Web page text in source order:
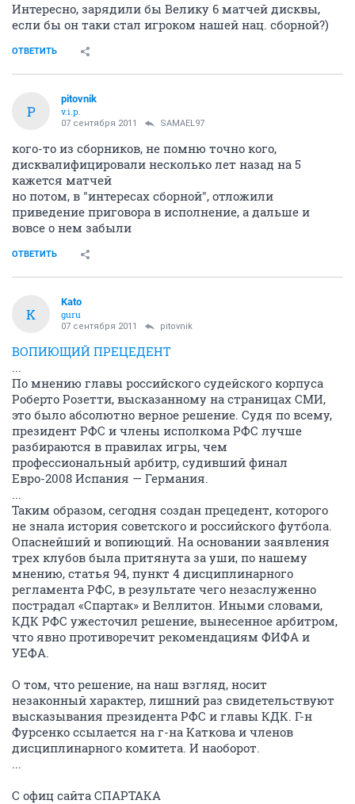
Интересно, зарядили бы Велику 6 матчей дисквы,
если бы он таки стал игроком нашей нац. сборной?)
ОТВЕТИТЬ
P
pitovnik
v.i.p.
07 сентября 2011 SAMAEL97
кого-то из сборников, не помню точно кого,
дисквалифицировали несколько лет назад на 5
кажется матчей
но потом, в "интересах сборной", отложили
приведение приговора в исполнение, а дальше и
вовсе о нем забыли
ОТВЕТИТЬ
K
Kato
guru
07 сентября 2011 pitovnik
ВОПИЮЩИЙ ПРЕЦЕДЕНТ
...
По мнению главы российского судейского корпуса
Роберто Розетти, высказанному на страницах СМИ,
это было абсолютно верное решение. Судя по всему,
президент РФС и члены исполкома РФС лучше
разбираются в правилах игры, чем
профессиональный арбитр, судивший финал
Евро-2008 Испания — Германия.
...
Таким образом, сегодня создан прецедент, которого
не знала история советского и российского футбола.
Опаснейший и вопиющий. На основании заявления
трех клубов была притянута за уши, по нашему
мнению, статья 94, пункт 4 дисциплинарного
регламента РФС, в результате чего незаслуженно
пострадал «Спартак» и Веллитон. Иными словами,
КДК РФС ужесточил решение, вынесенное арбитром,
что явно противоречит рекомендациям ФИФА и
УЕФА.
О том, что решение, на наш взгляд, носит
незаконный характер, лишний раз свидетельствуют
высказывания президента РФС и главы КДК. Г-н
Фурсенко ссылается на г-на Каткова и членов
дисциплинарного комитета. И наоборот.
...
С офиц сайта СПАРТАКА